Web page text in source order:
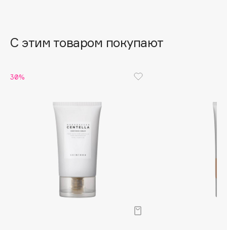
Bebble
Bioderma
С этим товаром покупают
30%